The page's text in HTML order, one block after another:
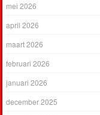
mei 2026
april 2026
maart 2026
februari 2026
januari 2026
december 2025